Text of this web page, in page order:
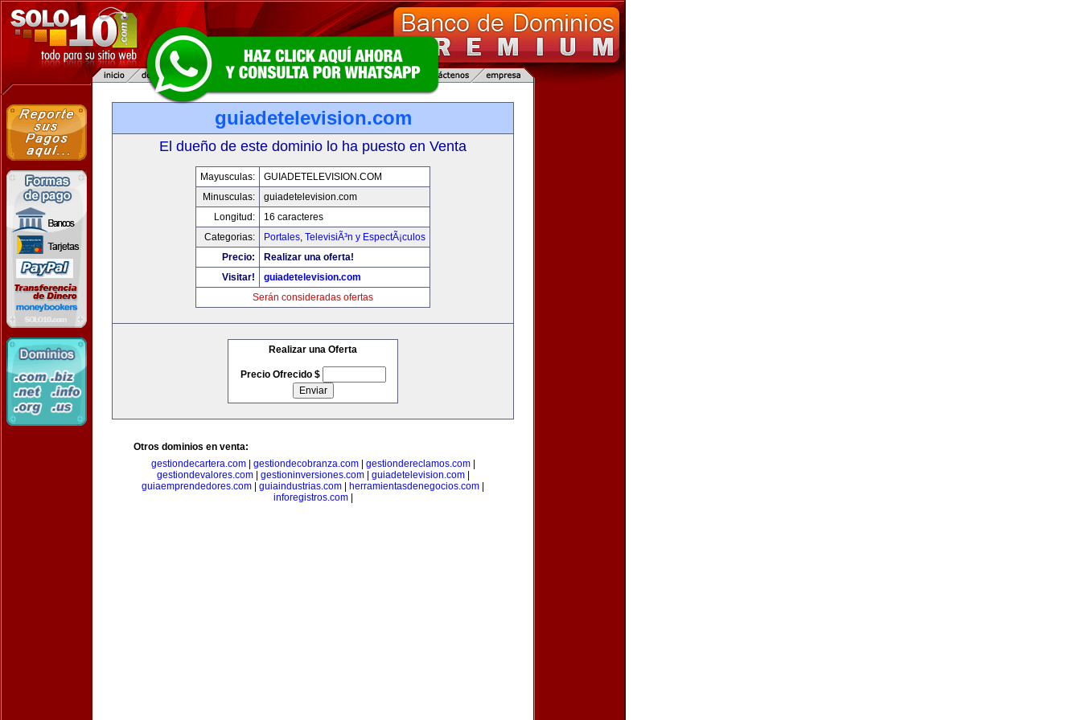
guiadetelevision.com
El dueño de este dominio lo ha puesto en Venta
Mayusculas:
GUIADETELEVISION.COM
Minusculas:
guiadetelevision.com
Longitud:
16 caracteres
Categorias:
Portales, TelevisiÃ³n y EspectÃ¡culos
Precio:
Realizar una oferta!
Visitar!
guiadetelevision.com
Serán consideradas ofertas
Realizar una Oferta
Precio Ofrecido $
Otros dominios en venta:
gestiondecartera.com| gestiondecobranza.com| gestiondereclamos.com|
gestiondevalores.com| gestioninversiones.com| guiadetelevision.com|
guiaemprendedores.com
guiaindustrias.com herramientasdenegocios.com
inforegistros.com|